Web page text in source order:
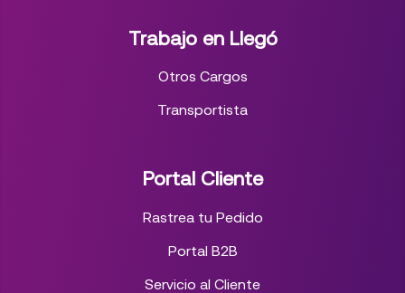
Trabajo en Llegó
Otros Cargos
Transportista
Portal Cliente
Rastrea tu Pedido
Portal B2B
Servicio al Cliente